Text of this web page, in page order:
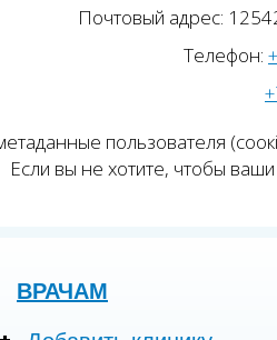
Почтовый адрес:
Телефон:
пользователя
Если вы не хотите, чтобы
ВРАЧАМ